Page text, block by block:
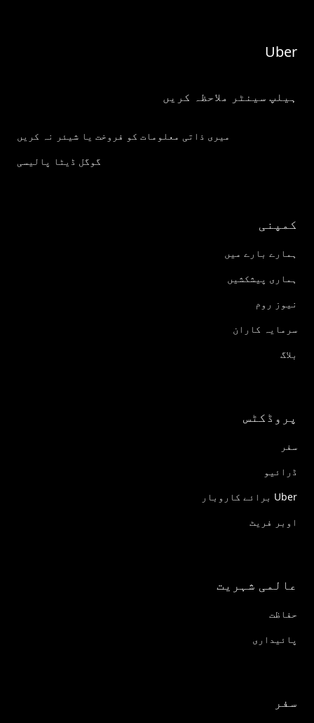
Uber
ہیلپ سینٹر ملاحظہ کریں
میری ذاتی معلومات کو فروخت یا شیئر نہ کریں
گوگل ڈیٹا پالیسی
کمپنی
ہمارے بارے میں
ہماری پیشکشیں
نیوز روم
سرمایہ کاران
بلاگ
پروڈکٹس
سفر
ڈرائیو
Uber برائے کاروبار
اوبر فریٹ
عالمی شہریت
حفاظت
پائیداری
سفر